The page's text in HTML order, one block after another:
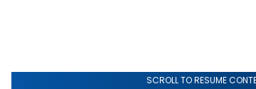
SCROLL TO RESUME